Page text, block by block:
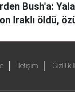
Bush'a:
Iraklı öldü,
İletişim Gizlilik